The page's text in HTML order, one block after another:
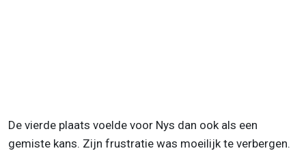
De vierde plaats voelde voor Nys dan ook als een
gemiste kans. Zijn frustratie was moeilijk te verbergen.